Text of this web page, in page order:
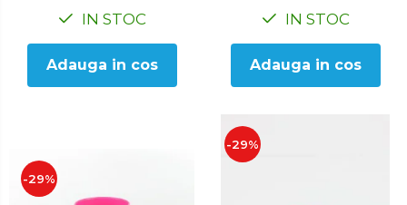
IN STOC
Adauga in cos
IN STOC
Adauga in cos
-29%
-29%